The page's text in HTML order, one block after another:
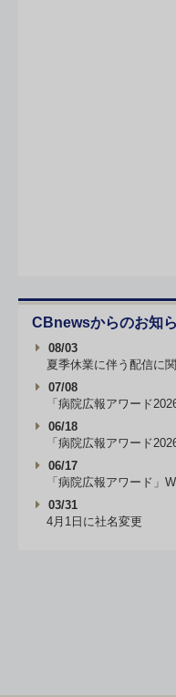
CBnewsからのお知
08/03
夏季休業に伴う配信に
07/08
「病院広報アワード
06/18
「病院広報アワード
06/17
「病院広報アワード」
03/31
4月1日に社名変更